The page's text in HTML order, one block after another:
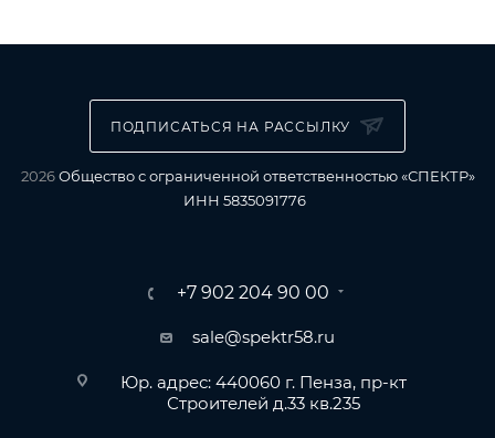
ПОДПИСАТЬСЯ НА РАССЫЛКУ
2026Общество с ограниченной ответственностью «СПЕКТР»
ИНН 5835091776
+7 902 204 90 00
sale@spektr58.ru
Юр. адрес: 440060 г. Пенза, пр-кт
Строителей д.33 кв.235